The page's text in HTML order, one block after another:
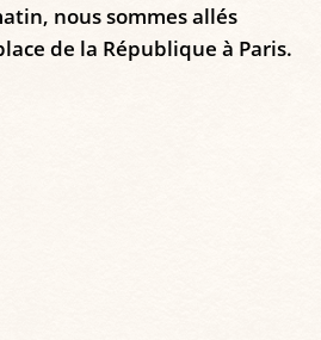
nous sommes allés
de la République à Paris.